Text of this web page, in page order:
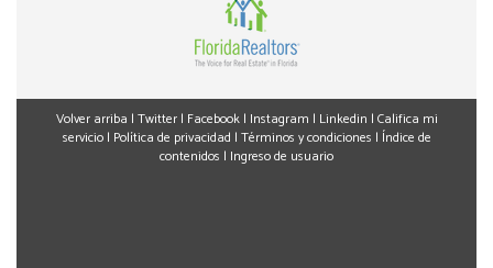
Volver arriba | Twitter| Facebook| Instagram | Linkedin | Califica mi
servicio| Política de privacidad | Términos y condiciones | Índice de
contenidos | Ingreso de usuario